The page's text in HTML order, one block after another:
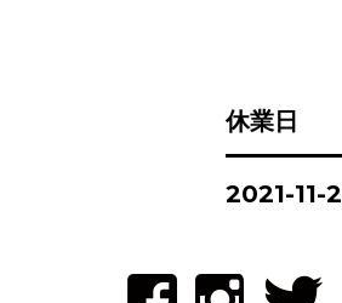
休業日
2021-11-